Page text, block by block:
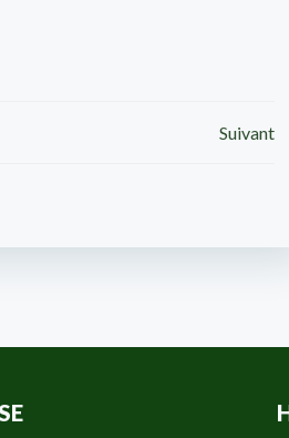
Suivant